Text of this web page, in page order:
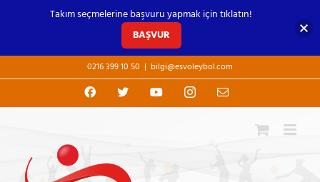
to
0216 399 10 50 | bilgi@esvoleybol.com
Facebook
X YouTubeInstagram
E-
Takım seçmelerine başvuru yapmak için tıklatın!
BAŞVUR